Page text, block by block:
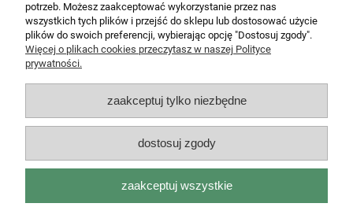
Moje konto
Płatności i dostawa
Informacje
O nas
Rarytasy Dolnośląskie | ul. Olszewskiego 99, 51-638 Wrocław |
kontakt@rarytasydolnoslaskie.pl|537 71 71 71| NIP: 8982036706 |
potrzeb. Możesz zaakceptować wykorzystanie przez nas
wszystkich tych plików i przejść do sklepu lub dostosować użycie
plików do swoich preferencji, wybierając opcję "Dostosuj zgody".
Więcej o plikach cookies przeczytasz w naszej Polityce
prywatności.
zaakceptuj tylko niezbędne
dostosuj zgody
zaakceptuj wszystkie